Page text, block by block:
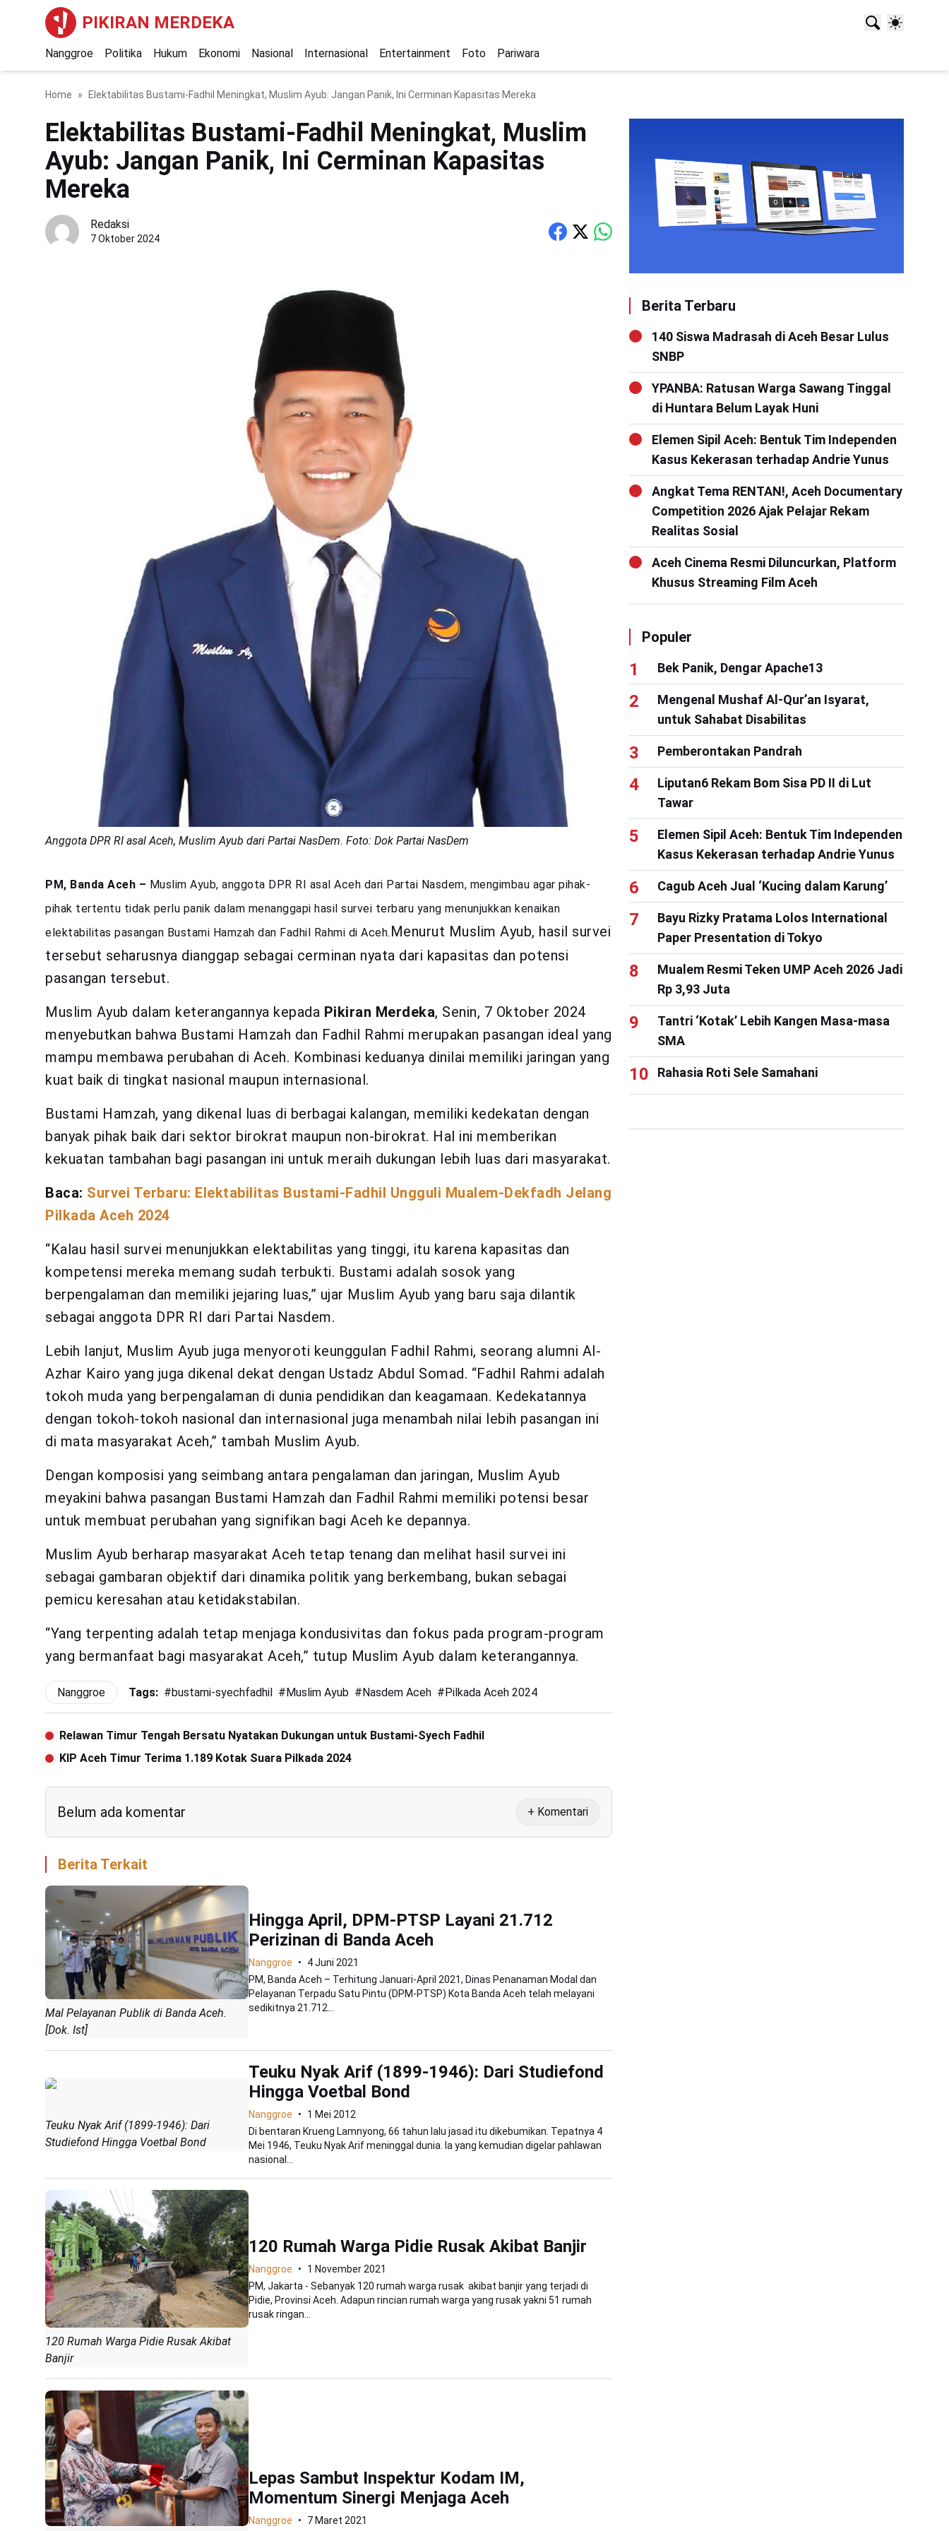
PIKIRAN MERDEKA
Nanggroe Politika Hukum Ekonomi Nasional Internasional Entertainment Foto Pariwara
Home Elektabilitas Bustami-Fadhil Meningkat, Muslim Ayub: Jangan Panik, Ini Cerminan Kapasitas Mereka
Elektabilitas Bustami-Fadhil Meningkat, Muslim
Ayub: Jangan Panik, Ini Cerminan Kapasitas
Mereka
Redaksi
7 Oktober 2024
Anggota DPR RI asal Aceh, Muslim Ayub dari Partai NasDem. Foto: Dok Partai NasDem
PM, Banda Aceh – Muslim Ayub, anggota DPR RI asal Aceh dari Partai Nasdem, mengimbau agar pihak-
pihak tertentu tidak perlu panik dalam menanggapi hasil survei terbaru yang menunjukkan kenaikan
elektabilitas pasangan Bustami Hamzah dan Fadhil Rahmi di Aceh. Menurut Muslim Ayub, hasil survei
tersebut seharusnya dianggap sebagai cerminan nyata dari kapasitas dan potensi
pasangan tersebut.
Muslim Ayub dalam keterangannya kepada Pikiran Merdeka, Senin, 7 Oktober 2024
menyebutkan bahwa Bustami Hamzah dan Fadhil Rahmi merupakan pasangan ideal yang
mampu membawa perubahan di Aceh. Kombinasi keduanya dinilai memiliki jaringan yang
kuat baik di tingkat nasional maupun internasional.
Bustami Hamzah, yang dikenal luas di berbagai kalangan, memiliki kedekatan dengan
banyak pihak baik dari sektor birokrat maupun non-birokrat. Hal ini memberikan
kekuatan tambahan bagi pasangan ini untuk meraih dukungan lebih luas dari masyarakat.
Baca: Survei Terbaru: Elektabilitas Bustami-Fadhil Ungguli Mualem-Dekfadh Jelang
Pilkada Aceh 2024
“Kalau hasil survei menunjukkan elektabilitas yang tinggi, itu karena kapasitas dan
kompetensi mereka memang sudah terbukti. Bustami adalah sosok yang
berpengalaman dan memiliki jejaring luas,” ujar Muslim Ayub yang baru saja dilantik
sebagai anggota DPR RI dari Partai Nasdem.
Lebih lanjut, Muslim Ayub juga menyoroti keunggulan Fadhil Rahmi, seorang alumni Al-
Azhar Kairo yang juga dikenal dekat dengan Ustadz Abdul Somad. “Fadhil Rahmi adalah
tokoh muda yang berpengalaman di dunia pendidikan dan keagamaan. Kedekatannya
dengan tokoh-tokoh nasional dan internasional juga menambah nilai lebih pasangan ini
di mata masyarakat Aceh,” tambah Muslim Ayub.
Dengan komposisi yang seimbang antara pengalaman dan jaringan, Muslim Ayub
meyakini bahwa pasangan Bustami Hamzah dan Fadhil Rahmi memiliki potensi besar
untuk membuat perubahan yang signifikan bagi Aceh ke depannya.
Muslim Ayub berharap masyarakat Aceh tetap tenang dan melihat hasil survei ini
sebagai gambaran objektif dari dinamika politik yang berkembang, bukan sebagai
pemicu keresahan atau ketidakstabilan.
“Yang terpenting adalah tetap menjaga kondusivitas dan fokus pada program-program
yang bermanfaat bagi masyarakat Aceh,” tutup Muslim Ayub dalam keterangannya.
Nanggroe Tags: #bustami-syechfadhil #Muslim Ayub #Nasdem Aceh #Pilkada Aceh 2024
Relawan Timur Tengah Bersatu Nyatakan Dukungan untuk Bustami-Syech Fadhil
KIP Aceh Timur Terima 1.189 Kotak Suara Pilkada 2024
Belum ada komentar + Komentari
Berita Terkait
Mal Pelayanan Publik di Banda Aceh.
[Dok. Ist]
Hingga April, DPM-PTSP Layani 21.712
Perizinan di Banda Aceh
Nanggroe
4 Juni 2021
PM, Banda Aceh – Terhitung Januari-April 2021, Dinas Penanaman Modal dan
Pelayanan Terpadu Satu Pintu (DPM-PTSP) Kota Banda Aceh telah melayani
sedikitnya 21.712...
Teuku Nyak Arif (1899-1946): Dari
Studiefond Hingga Voetbal Bond
Teuku Nyak Arif (1899-1946): Dari Studiefond
Hingga Voetbal Bond
Nanggroe
1 Mei 2012
Di bentaran Krueng Lamnyong, 66 tahun lalu jasad itu dikebumikan. Tepatnya 4
Mei 1946, Teuku Nyak Arif meninggal dunia. Ia yang kemudian digelar pahlawan
nasional...
120 Rumah Warga Pidie Rusak Akibat
Banjir
120 Rumah Warga Pidie Rusak Akibat Banjir
Nanggroe
1 November 2021
PM, Jakarta - Sebanyak 120 rumah warga rusak akibat banjir yang terjadi di
Pidie, Provinsi Aceh. Adapun rincian rumah warga yang rusak yakni 51 rumah
rusak ringan...
Lepas Sambut Inspektur Kodam IM,
Momentum Sinergi Menjaga Aceh
Nanggroe 7 Maret 2021
Berita Terbaru
140 Siswa Madrasah di Aceh Besar Lulus
SNBP
YPANBA: Ratusan Warga Sawang Tinggal
di Huntara Belum Layak Huni
Elemen Sipil Aceh: Bentuk Tim Independen
Kasus Kekerasan terhadap Andrie Yunus
Angkat Tema RENTAN!, Aceh Documentary
Competition 2026 Ajak Pelajar Rekam
Realitas Sosial
Aceh Cinema Resmi Diluncurkan, Platform
Khusus Streaming Film Aceh
Populer
Bek Panik, Dengar Apache13
Mengenal Mushaf Al-Qur’an Isyarat,
untuk Sahabat Disabilitas
Pemberontakan Pandrah
Liputan6 Rekam Bom Sisa PD II di Lut
Tawar
Elemen Sipil Aceh: Bentuk Tim Independen
Kasus Kekerasan terhadap Andrie Yunus
Cagub Aceh Jual ‘Kucing dalam Karung’
Bayu Rizky Pratama Lolos International
Paper Presentation di Tokyo
Mualem Resmi Teken UMP Aceh 2026 Jadi
Rp 3,93 Juta
Tantri ‘Kotak’ Lebih Kangen Masa-masa
SMA
Rahasia Roti Sele Samahani